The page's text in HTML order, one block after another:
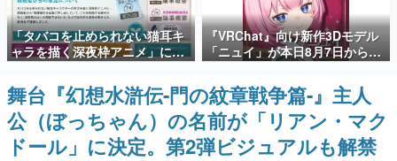
殿堂入り記事
SNS拡散数が数千以上！ ページビュー数万以上！ などな
ど。多くの人々に読まれた、電ファミ渾身の“殿堂入り”記
事をまとめました。
ゲームの企画書
名作ゲームクリエイターの方々に製作時のエピソードをお
聞きし、ヒットする企画（ゲーム）とは何か？を探ってい
きます。
プロ野球選手から称賛の声
「タバコを止められない猫耳キ
ャラを描く深夜枠アニメ」に視
聴者の一部から批判意見。違法
薬物の使用と思しき描写も含め
て、BPOが議論を交わす
『VRChat』向け新作3Dモデル
「ニュイ」が本日8月7日から
BOOTHにて発売。瞳に光る星
や感情豊かな表情が、小悪魔か
わいい
舞台『幻想水滸伝-門の紋章戦争篇-』主人
公（ぼっちゃん）の名前が「リアン・マク
ドール」に決定。第2弾ビジュアルも解禁